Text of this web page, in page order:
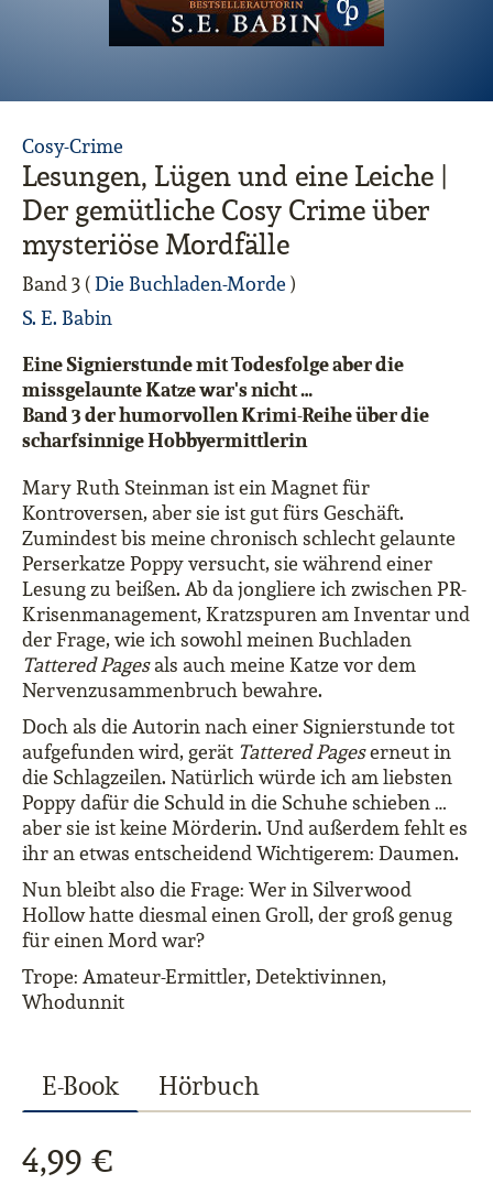
Lesungen, Lügen und eine Leiche |
Der gemütliche Cosy Crime über
mysteriöse Mordfälle
Band 3 (Die Buchladen-Morde )
S. E. Babin
Cosy-Crime
Eine Signierstunde mit Todesfolge aber die
missgelaunte Katze war's nicht …
Band 3 der humorvollen Krimi-Reihe über die
scharfsinnige Hobbyermittlerin
Mary Ruth Steinman ist ein Magnet für
Kontroversen, aber sie ist gut fürs Geschäft.
Zumindest bis meine chronisch schlecht gelaunte
Perserkatze Poppy versucht, sie während einer
Lesung zu beißen. Ab da jongliere ich zwischen PR-
Krisenmanagement, Kratzspuren am Inventar und
der Frage, wie ich sowohl meinen Buchladen
Tattered Pagesals auch meine Katze vor dem
Nervenzusammenbruch bewahre.
Doch als die Autorin nach einer Signierstunde tot
aufgefunden wird, gerät Tattered Pageserneut in
die Schlagzeilen. Natürlich würde ich am liebsten
Poppy dafür die Schuld in die Schuhe schieben …
aber sie ist keine Mörderin. Und außerdem fehlt es
ihr an etwas entscheidend Wichtigerem: Daumen.
Nun bleibt also die Frage: Wer in Silverwood
Hollow hatte diesmal einen Groll, der groß genug
für einen Mord war?
Trope: Amateur-Ermittler, Detektivinnen,
Whodunnit
E-Book Hörbuch
4,99 €